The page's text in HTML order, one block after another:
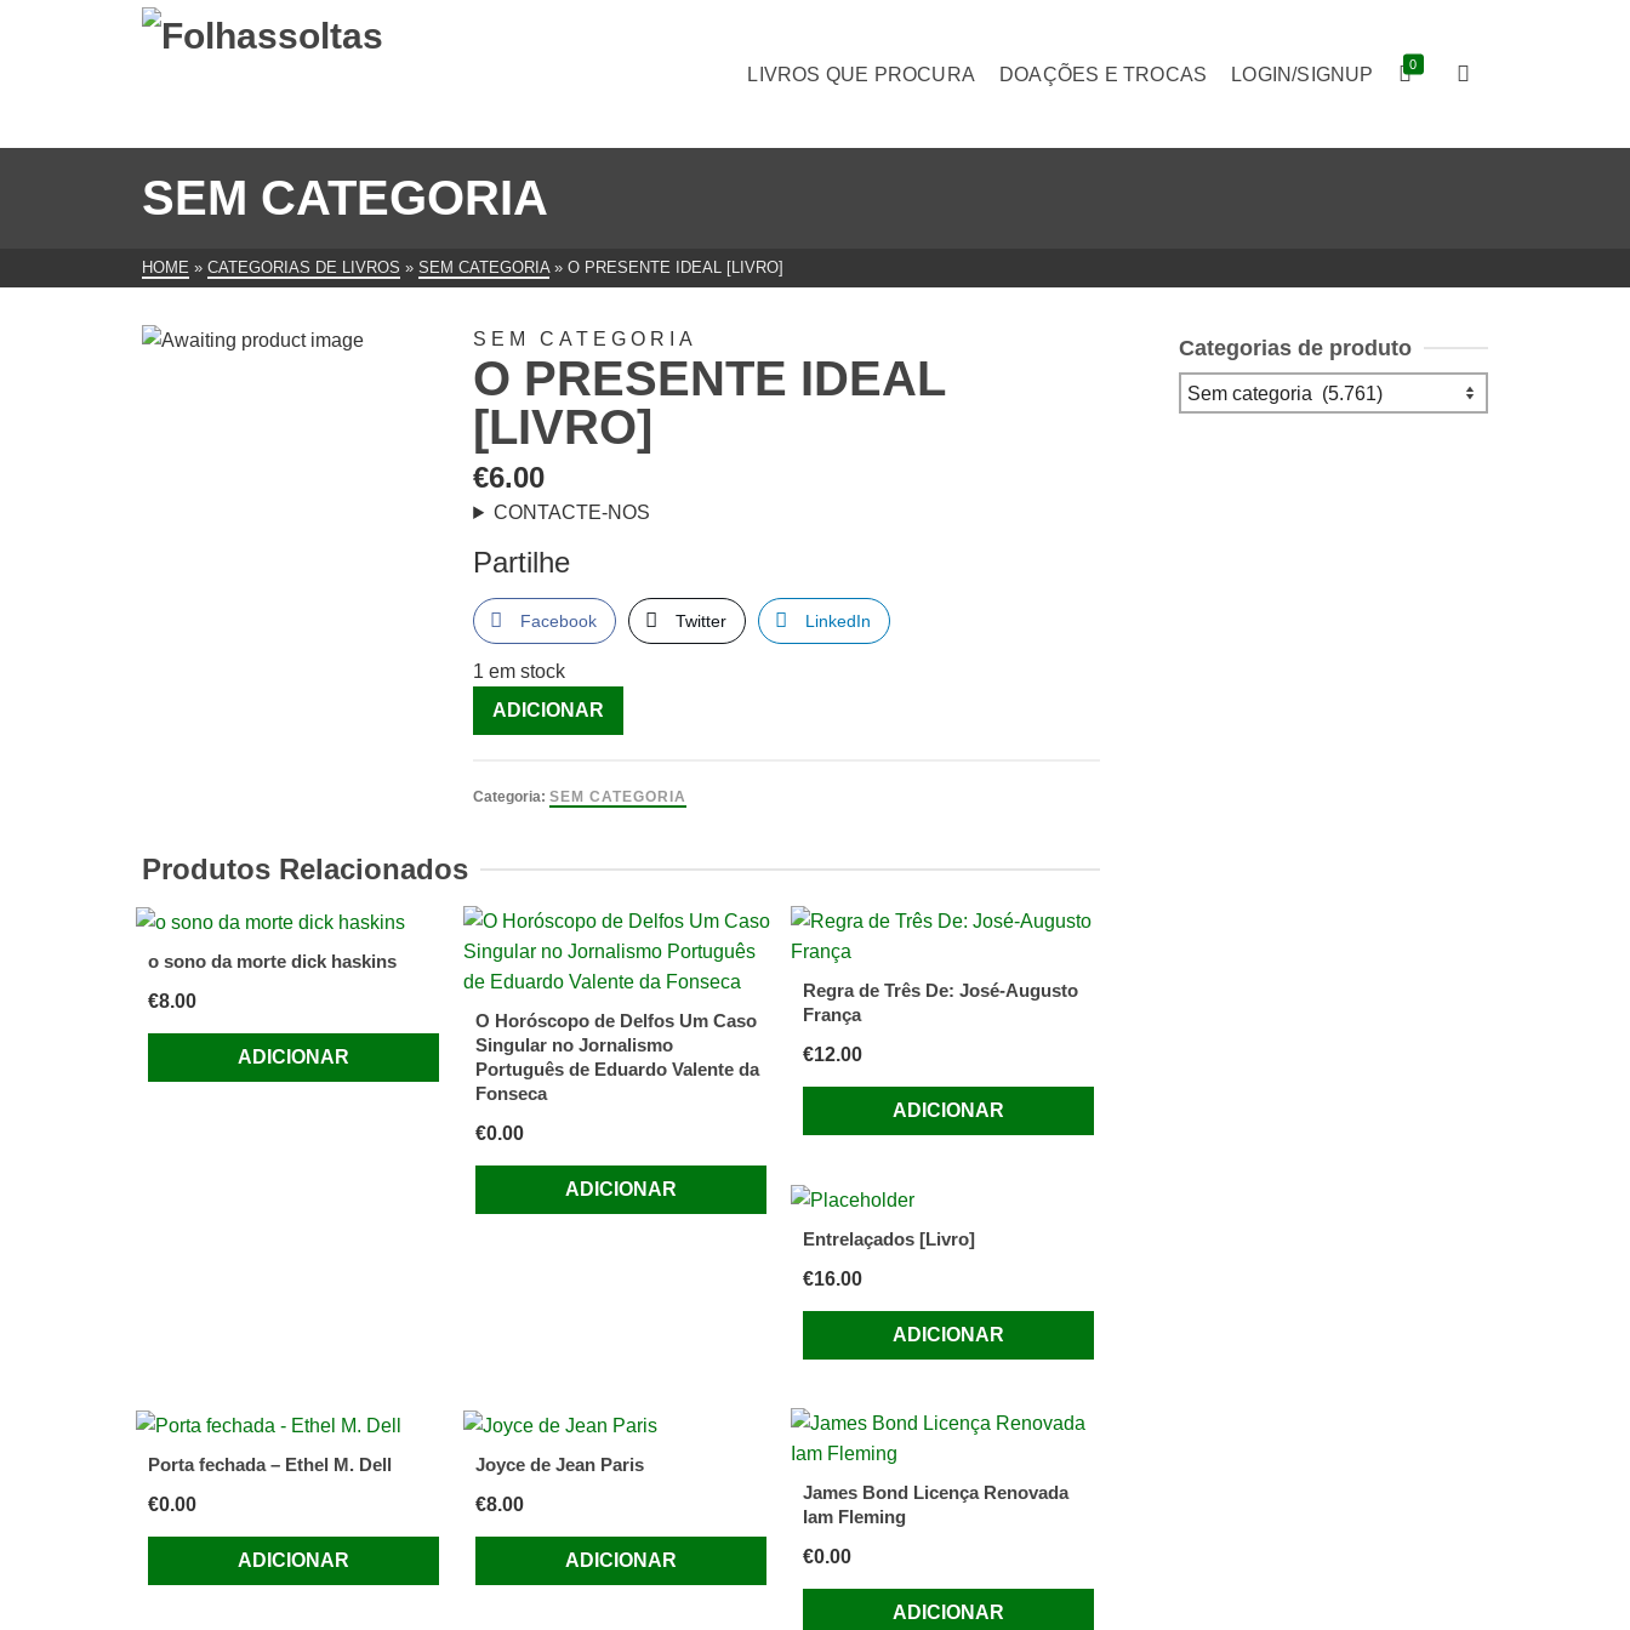
LIVROS QUE PROCURA DOAÇÕES E TROCAS LOGIN/SIGNUP 0
SEM CATEGORIA
HOME » CATEGORIAS DE LIVROS » SEM CATEGORIA » O PRESENTE IDEAL [LIVRO]
SEM CATEGORIA
O PRESENTE IDEAL
[LIVRO]
€6.00
CONTACTE-NOS
Partilhe
Facebook Twitter LinkedIn
1 em stock
Quantidade
de
Presente
ADICIONAR
Categoria:SEM CATEGORIA
Produtos Relacionados
o sono da morte dick haskins
€8.00
ADICIONAR
O Horóscopo de Delfos Um Caso
Singular no Jornalismo
Português de Eduardo Valente da
Fonseca
€0.00
ADICIONAR
Regra de Três De: José-Augusto
França
€12.00
ADICIONAR
Entrelaçados [Livro]
€16.00
ADICIONAR
Porta fechada – Ethel M. Dell
€0.00
ADICIONAR
Joyce de Jean Paris
€8.00
ADICIONAR
James Bond Licença Renovada
Iam Fleming
€0.00
ADICIONAR
Categorias de produto